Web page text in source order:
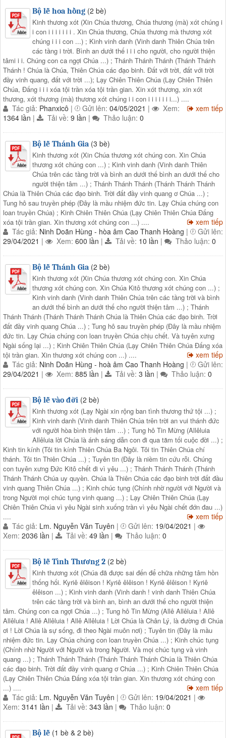
Bộ lễ hoa hồng (2 bè)
Kinh thương xót (Xin Chúa thương, Chúa thương (mà) xót chúng i
i con i i i i i i i . Xin Chúa thương, Chúa thương mà thương xót
chúng i i i con ...) ; Kinh vinh danh (Vinh danh Thiên Chúa trên
các tầng i trời. Bình an dưới thế i i i cho người, cho người thiện
tâmi i i. Chúng con ca ngợi Chúa ...) ; Thánh Thánh Thánh (Thánh Thánh
Thánh ! Chúa là Chúa, Thiên Chúa các đạo binh. Đất với trời, đất với trời
đầy vinh quang, đất với trời ...); Lạy Chiên Thiên Chúa (Lạy Chiên Thiên
Chúa, Đấng i i i xóa tội trần xóa tội trần gian. Xin xót thương, xin xót
thương, xót thương (mà) thương xót chúng i i con i i i i i i i...) ....
xem tiếp
Tác giả: Phanxicô | Gửi lên: 04/05/2021 |
Xem:
1364 lần | Tải về: 9 lần | Thảo luận: 0
Bộ lễ Thánh Gia (3 bè)
Kinh thương xót (Xin Chúa thương xót chúng con. Xin Chúa
thương xót chúng con ...) ; Kinh vinh danh (Vinh danh Thiên
Chúa trên các tầng trời và bình an dưới thế bình an dưới thế cho
người thiện tâm ...) ; Thánh Thánh Thánh (Thánh Thánh Thánh
Chúa là Thiên Chúa các đạo binh. Trời đất đầy vinh quang ơ Chúa ...) ;
Tung hô sau truyền phép (Đây là mầu nhiệm đức tin. Lạy Chúa chúng con
loan truyền Chúa) ; Kinh Chiên Thiên Chúa (Lạy Chiên Thiên Chúa Đấng
xóa tội trần gian. Xin thương xót chúng con ...) ....
xem tiếp
Tác giả: Ninh Doãn Hùng - hòa âm Cao Thanh Hoàng |
Gửi lên:
29/04/2021 | Xem: 600 lần | Tải về: 10 lần | Thảo luận: 0
Bộ lễ Thánh Gia (2 bè)
Kinh thương xót (Xin Chúa thương xót chúng con. Xin Chúa
thương xót chúng con. Xin Chúa Kitô thương xót chúng con ...) ;
Kinh vinh danh (Vinh danh Thiên Chúa trên các tầng trời và bình
an dưới thế bình an dưới thế cho người thiện tâm ...) ; Thánh
Thánh Thánh (Thánh Thánh Thánh Chúa là Thiên Chúa các đạo binh. Trời
đất đầy vinh quang Chúa ...) ; Tung hô sau truyền phép (Đây là mầu nhiệm
đức tin. Lạy Chúa chúng con loan truyền Chúa chịu chết. Và tuyên xưng
Ngài sống lại ...) ; Kinh Chiên Thiên Chúa (Lạy Chiên Thiên Chúa Đấng xóa
tội trần gian. Xin thương xót chúng con ...) ....
xem tiếp
Tác giả: Ninh Doãn Hùng - hoà âm Cao Thanh Hoàng |
Gửi lên:
29/04/2021 | Xem: 885 lần | Tải về: 3 lần | Thảo luận: 0
Bộ lễ vào đời (2 bè)
Kinh thương xót (Lạy Ngài xin rộng ban tình thương thứ tội ...) ;
Kinh vinh danh (Vinh danh Thiên Chúa trên trời an vui thánh đức
với người hòa bình thiện tâm ...) ; Tung hô Tin Mừng (Allêluia
Allêluia lời Chúa là ánh sáng dẫn con đi qua tăm tối cuộc đời ...) ;
Kinh tin kính (Tôi tin kính Thiên Chúa Ba Ngôi. Tôi tin Thiên Chúa chí
thánh. Tôi tin Thiên Chúa ...) ; Tuyên tin (Đây là niềm tin cứu rỗi. Chúng
con tuyên xưng Đức Kitô chết đi vì yêu ...) ; Thánh Thánh Thánh (Thánh
Thánh Thánh Chúa uy quyền. Chúa là Thiên Chúa các đạo binh trời đất đầu
vinh quang Thiên Chúa ...) ; Kinh chúc tụng (Chính nhờ người với Người và
trong Người mọi chúc tụng vinh quang ...) ; Lạy Chiên Thiên Chúa (Lạy
Chiên Thiên Chúa vì yêu Ngài sinh xuống trần vì yêu Ngài chết đớn đau ...)
....
xem tiếp
Tác giả: Lm. Nguyễn Văn Tuyên | Gửi lên: 19/04/2021 |
Xem: 2036 lần | Tải về: 49 lần | Thảo luận: 0
Bộ lễ Tình Thương 2 (2 bè)
Kinh thương xót (Chúa đã được sai đến để chữa những tâm hồn
thống hối. Kyriê êlêison ! Kyriê êlêison​​​​​​​ ! Kyriê êlêison​​​​​​​ ! Kyriê
êlêison ...) ; Kinh vinh danh (Vinh danh ! vinh danh Thiên Chúa
trên các tầng trời và bình an, bình an dưới thế cho người thiện
tâm. Chúng con ca ngợi Chúa ...) ; Tung hô Tin Mừng (Allê Allêluia ! Allê
Allêluia ! Allê Allêluia ! Allê Allêluia ! Lời Chúa là Chân Lý, là đường đi Chúa
ơi ! Lời Chúa là sự sống, đi theo Ngài muôn nơi) ; Tuyên tin (Đây là mầu
nhiệm đức tin. Lạy Chúa chúng con loan truyền Chúa ...) ; Kinh chúc tụng
(Chính nhờ Người với Người và trong Người. Và mọi chúc tụng và vinh
quang ...) ; Thánh Thánh Thánh (Thánh Thánh Thánh Chúa là Thiên Chúa
các đạo binh. Trời đất đầy vinh quang ơ Chúa ...) ; Kinh Chiên Thiên Chúa
(Lạy Chiên Thiên Chúa Đấng xóa tội trần gian. Xin thương xót chúng con
...) ....
xem tiếp
Tác giả: Lm. Nguyễn Văn Tuyên | Gửi lên: 19/04/2021 |
Xem: 3141 lần | Tải về: 343 lần | Thảo luận: 0
Bộ lễ (1 bè & 2 bè)